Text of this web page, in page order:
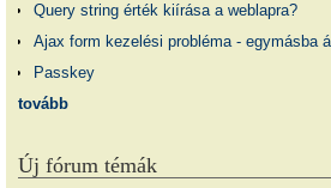
Query string érték kiírása a weblapra?
Ajax form kezelési probléma - egymásba
Passkey
tovább
Új fórum témák